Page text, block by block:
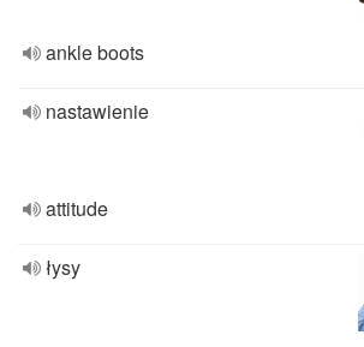
ankle boots
nastawienie
attitude
łysy